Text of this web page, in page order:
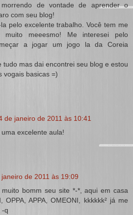
de vontade de aprender o
com seu blog!
pelo excelente trabalho. Você tem me
meeesmo! Me interesei pelo
a jogar um jogo la da Coreia
tudo mas dai encontrei seu blog e estou
vogais basicas =)
de janeiro de 2011 às 10:41
excelente aula!
de 2011 às 19:09
muito bomm seu site *-*, aqui em casa
OPPA, APPA, OMEONI, kkkkkk² já me
-q